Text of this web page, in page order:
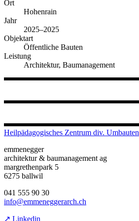
Ort
Hohenrain
Jahr
2025–2025
Objektart
Öffentliche Bauten
Leistung
Architektur, Baumanagement
Heilpädagogisches Zentrum div. Umbauten
emmenegger
architektur & baumanagement ag
margrethenpark 5
6275 ballwil
041 555 90 30
info@emmeneggerarch.ch
↗ Linkedin